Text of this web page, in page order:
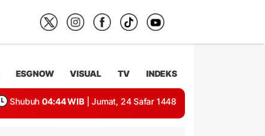
ESGNOW VISUAL TV INDEKS
Shubuh 04:44 WIB | Jumat, 24 Safar 1448